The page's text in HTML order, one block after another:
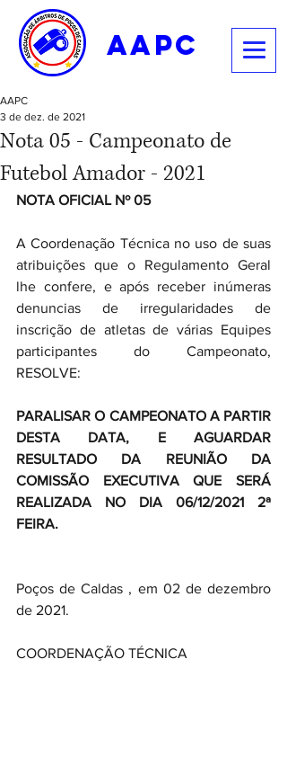
aapc
Nota 05 - Campeonato de
Futebol Amador - 2021
AAPC
3 de dez. de 2021
NOTA OFICIAL Nº 05
A Coordenação Técnica no uso de suas
atribuições que o Regulamento Geral
lhe confere, e após receber inúmeras
denuncias de irregularidades de
inscrição de atletas de várias Equipes
participantes do Campeonato,
RESOLVE:
PARALISAR O CAMPEONATO A PARTIR
DESTA DATA, E AGUARDAR
RESULTADO DA REUNIÃO DA
COMISSÃO EXECUTIVA QUE SERÁ
REALIZADA NO DIA 06/12/2021 2ª
FEIRA.
Poços de Caldas , em 02 de dezembro
de 2021.
COORDENAÇÃO TÉCNICA